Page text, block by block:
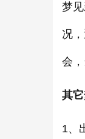
梦
况
会
其
1、